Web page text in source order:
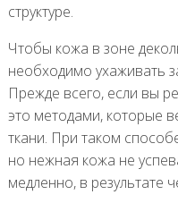
структуре.
Чтобы кожа в зоне
необходимо ухаживать
Прежде всего, если вы
это методами, которые
ткани. При таком
но нежная кожа не
медленно, в результате